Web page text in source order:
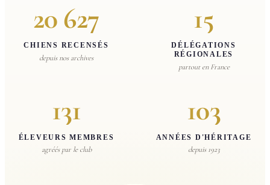
20 627
CHIENS RECENSÉS
depuis nos archives
15
DÉLÉGATIONS
RÉGIONALES
partout en France
131
ÉLEVEURS MEMBRES
agréés par le club
103
ANNÉES D'HÉRITAGE
depuis 1923